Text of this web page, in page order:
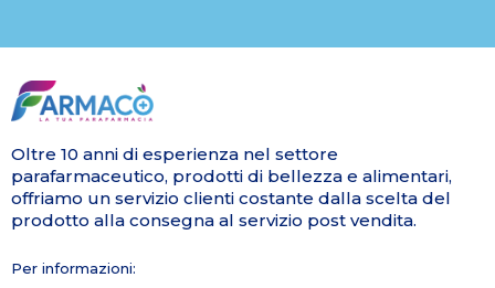
Oltre 10 anni di esperienza nel settore
parafarmaceutico, prodotti di bellezza e alimentari,
offriamo un servizio clienti costante dalla scelta del
prodotto alla consegna al servizio post vendita.
Per informazioni: